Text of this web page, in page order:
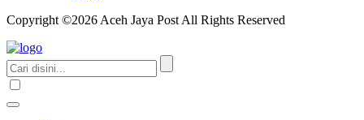
Copyright ©2026 Aceh Jaya Post All Rights Reserved